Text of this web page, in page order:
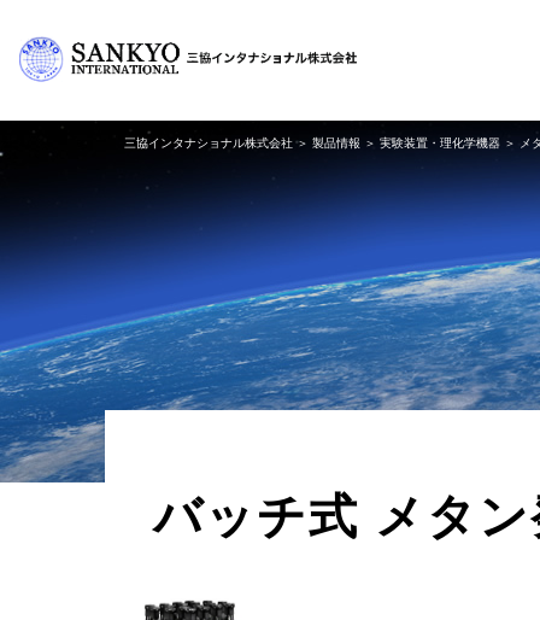
三協インタナショナル株式会社＞ 製品情報 ＞ 実験装置・理化学機器 ＞ メ
バッチ式 メタ